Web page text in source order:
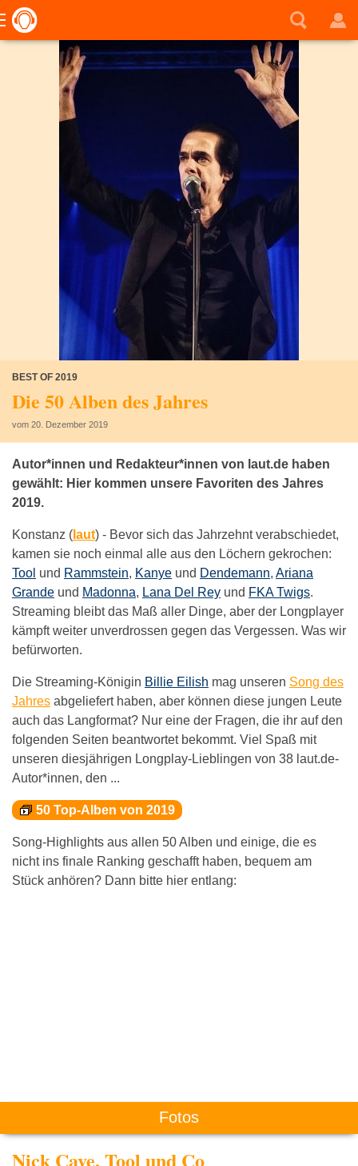
BEST OF 2019
Die 50 Alben des Jahres
vom 20. Dezember 2019
Autor*innen und Redakteur*innen von laut.de haben
gewählt: Hier kommen unsere Favoriten des Jahres
2019.
Konstanz ( laut) - Bevor sich das Jahrzehnt verabschiedet,
kamen sie noch einmal alle aus den Löchern gekrochen:
Tool und Rammstein, Kanye und Dendemann, Ariana
Grande und Madonna, Lana Del Rey und FKA Twigs.
Streaming bleibt das Maß aller Dinge, aber der Longplayer
kämpft weiter unverdrossen gegen das Vergessen. Was wir
befürworten.
Die Streaming-Königin Billie Eilish mag unseren Song des
Jahres abgeliefert haben, aber können diese jungen Leute
auch das Langformat? Nur eine der Fragen, die ihr auf den
folgenden Seiten beantwortet bekommt. Viel Spaß mit
unseren diesjährigen Longplay-Lieblingen von 38 laut.de-
Autor*innen, den ...
50 Top-Alben von 2019
Song-Highlights aus allen 50 Alben und einige, die es
nicht ins finale Ranking geschafft haben, bequem am
Stück anhören? Dann bitte hier entlang:
Fotos
Nick Cave, Tool und Co